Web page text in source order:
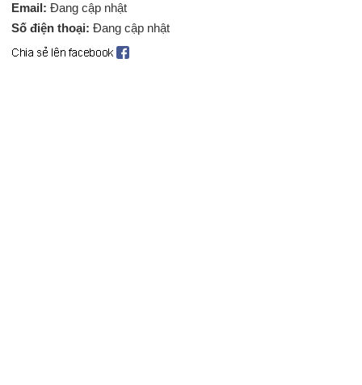
Email: Đang cập nhật
Số điện thoại: Đang cập nhật